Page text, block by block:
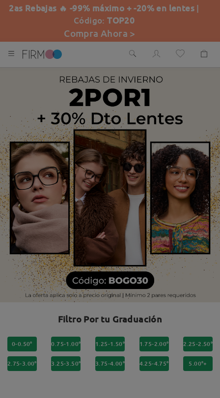
2as Rebajas 🔥 -99% máximo + -20% en lentes |
Código:TOP20
Compra Ahora >
Filtro Por tu Graduación
0-0.50° 0.75-1.00° 1.25-1.50° 1.75-2.00° 2.25-2.50°
2.75-3.00° 3.25-3.50° 3.75-4.00° 4.25-4.75° 5.00°+